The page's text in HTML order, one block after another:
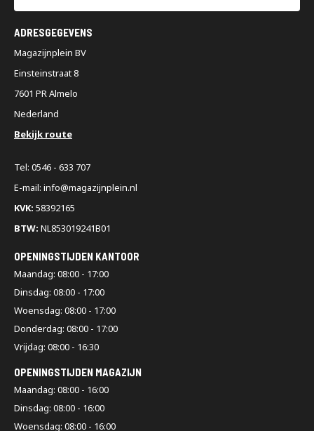
ADRESGEGEVENS
Magazijnplein BV
Einsteinstraat 8
7601 PR Almelo
Nederland
Bekijk route
Tel: 0546 - 633 707
E-mail: info@magazijnplein.nl
KVK: 58392165
BTW: NL853019241B01
OPENINGSTIJDEN KANTOOR
Maandag: 08:00 - 17:00
Dinsdag: 08:00 - 17:00
Woensdag: 08:00 - 17:00
Donderdag: 08:00 - 17:00
Vrijdag: 08:00 - 16:30
OPENINGSTIJDEN MAGAZIJN
Maandag: 08:00 - 16:00
Dinsdag: 08:00 - 16:00
Woensdag: 08:00 - 16:00